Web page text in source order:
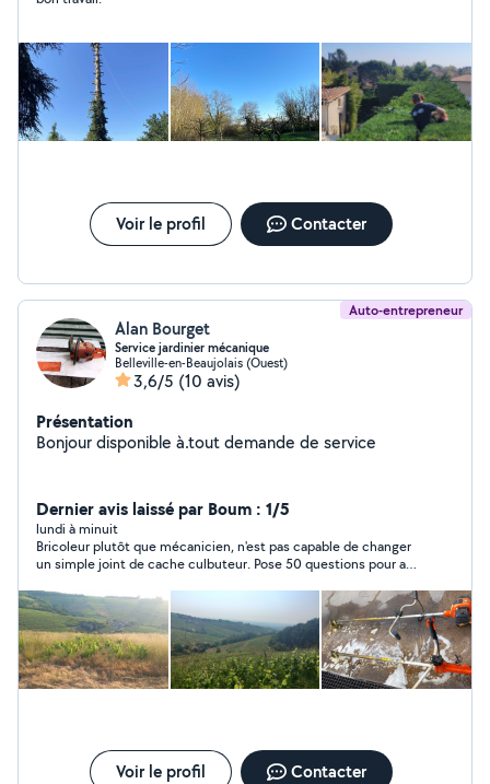
Voir le profil Contacter
Auto-entrepreneur
Alan Bourget
Service jardinier mécanique
Belleville-en-Beaujolais (Ouest)
3,6/5 (10 avis)
Présentation
Bonjour disponible à.tout demande de service
Dernier avis laissé par Boum : 1/5
lundi à minuit
Bricoleur plutôt que mécanicien, n'est pas capable de changer
un simple joint de cache culbuteur. Pose 50 questions pour au
Voir le profil Contacter